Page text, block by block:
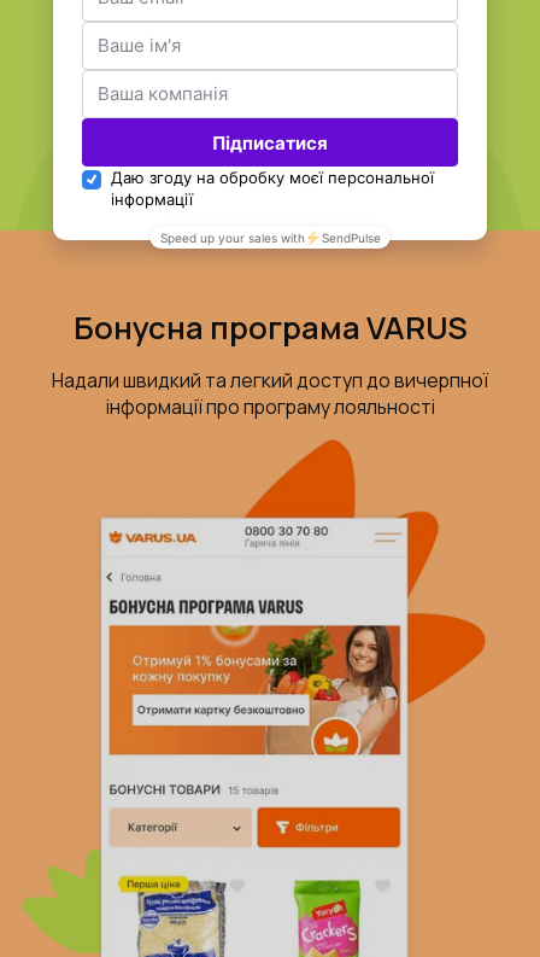
Бонусна програма VARUS
Надали швидкий та легкий доступ до вичерпної
інформації про програму лояльності